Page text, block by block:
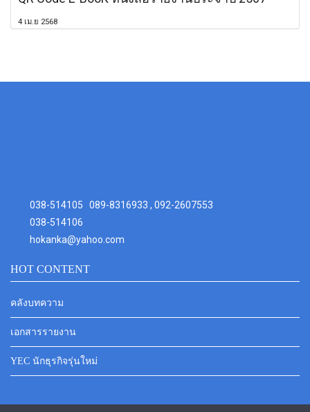
4 เม.ย 2568
038-514105 089-8316933 , 092-2607553
038-514106
hokanka@yahoo.com
HOT CONTENT
คลังบทความ
เอกสารรายงาน
YEC นักธุรกิจรุ่นใหม่